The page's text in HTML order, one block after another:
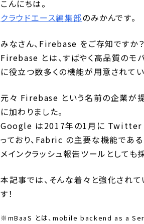
こんにちは。
クラウドエース編集部のみかんです。
みなさん、Firebase をご存知ですか
Firebase とは、すばやく高品質のモ
に役立つ数多くの機能が用意されてい
元々 Firebase という名前の企業が
に加わりました。
Google は2017年の1月に Twitter
っており、Fabric の主要な機能であ
メインクラッシュ報告ツールとしても
本記事では、そんな着々と強化され
す！
※mBaaS とは、mobile backend as a